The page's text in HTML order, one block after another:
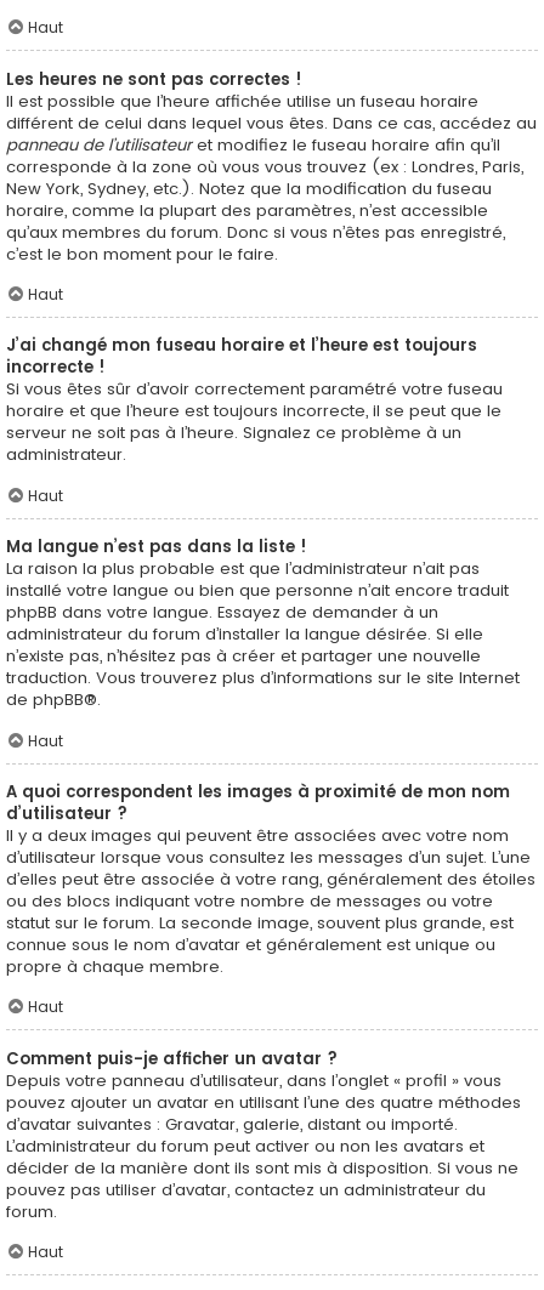
Haut
Les heures ne sont pas correctes !
Il est possible que l’heure affichée utilise un fuseau horaire
différent de celui dans lequel vous êtes. Dans ce cas, accédez au
panneau de l’utilisateuret modifiez le fuseau horaire afin qu’il
corresponde à la zone où vous vous trouvez (ex : Londres, Paris,
New York, Sydney, etc.). Notez que la modification du fuseau
horaire, comme la plupart des paramètres, n’est accessible
qu’aux membres du forum. Donc si vous n’êtes pas enregistré,
c’est le bon moment pour le faire.
Haut
J’ai changé mon fuseau horaire et l’heure est toujours
incorrecte !
Si vous êtes sûr d’avoir correctement paramétré votre fuseau
horaire et que l’heure est toujours incorrecte, il se peut que le
serveur ne soit pas à l’heure. Signalez ce problème à un
administrateur.
Haut
Ma langue n’est pas dans la liste !
La raison la plus probable est que l’administrateur n’ait pas
installé votre langue ou bien que personne n’ait encore traduit
phpBB dans votre langue. Essayez de demander à un
administrateur du forum d’installer la langue désirée. Si elle
n’existe pas, n’hésitez pas à créer et partager une nouvelle
traduction. Vous trouverez plus d’informations sur le site Internet
de phpBB®.
Haut
A quoi correspondent les images à proximité de mon nom
d’utilisateur ?
Il y a deux images qui peuvent être associées avec votre nom
d’utilisateur lorsque vous consultez les messages d’un sujet. L’une
d’elles peut être associée à votre rang, généralement des étoiles
ou des blocs indiquant votre nombre de messages ou votre
statut sur le forum. La seconde image, souvent plus grande, est
connue sous le nom d’avatar et généralement est unique ou
propre à chaque membre.
Haut
Comment puis-je afficher un avatar ?
Depuis votre panneau d’utilisateur, dans l’onglet « profil » vous
pouvez ajouter un avatar en utilisant l’une des quatre méthodes
d’avatar suivantes : Gravatar, galerie, distant ou importé.
L’administrateur du forum peut activer ou non les avatars et
décider de la manière dont ils sont mis à disposition. Si vous ne
pouvez pas utiliser d’avatar, contactez un administrateur du
forum.
Haut